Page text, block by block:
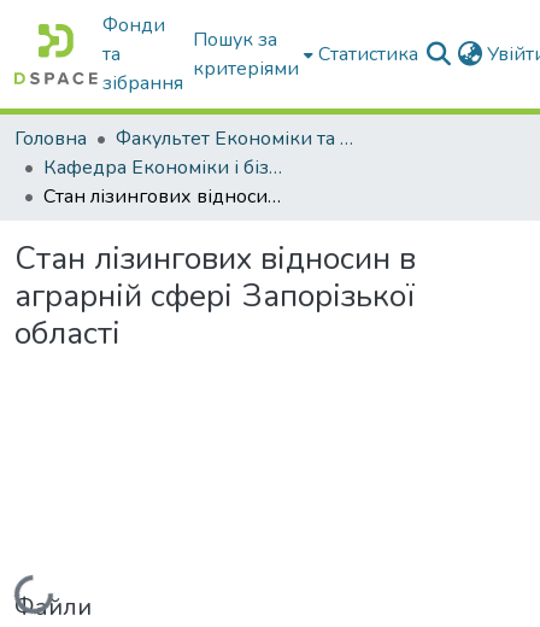
Фонди
та
зібрання
Пошук за
критеріями
Статистика
Головна
Факультет Економіки та бізнесу
Кафедра Економіки і бізнесу
Стан лізингових відносин в аграрній сфері Запорізької області
Стан лізингових відносин в
аграрній сфері Запорізької
області
Файли